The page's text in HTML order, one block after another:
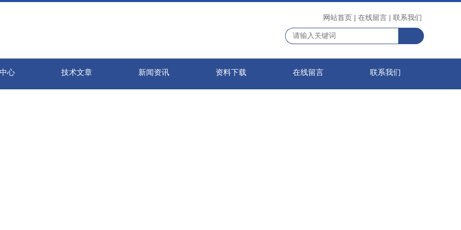
网站首页 | 在线留言 | 联系我们
心 技术文章 新闻资讯 资料下载 在线留言 联系我们